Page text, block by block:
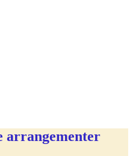
arrangementer